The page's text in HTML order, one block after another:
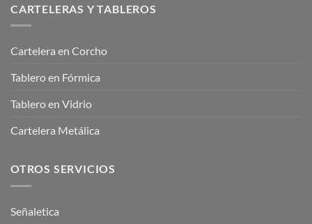
CARTELERAS Y TABLEROS
Cartelera en Corcho
Tablero en Fórmica
Tablero en Vidrio
Cartelera Metálica
OTROS SERVICIOS
Señaletica